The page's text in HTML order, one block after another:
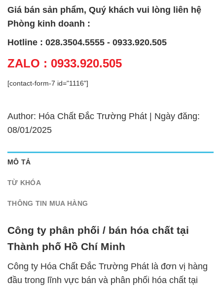
Giá bán sản phẩm, Quý khách vui lòng liên hệ
Phòng kinh doanh :
Hotline : 028.3504.5555 - 0933.920.505
ZALO : 0933.920.505
[contact-form-7 id="1116"]
Author: Hóa Chất Đắc Trường Phát | Ngày đăng:
08/01/2025
MÔ TẢ
TỪ KHÓA
THÔNG TIN MUA HÀNG
Công ty phân phối / bán hóa chất tại
Thành phố Hồ Chí Minh
Công ty Hóa Chất Đắc Trường Phát là đơn vị hàng
đầu trong lĩnh vực bán và phân phối hóa chất tại